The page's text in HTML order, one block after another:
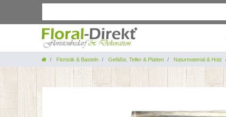
Floristik & Basteln Gefäße, Teller & Platten Naturmaterial & Holz